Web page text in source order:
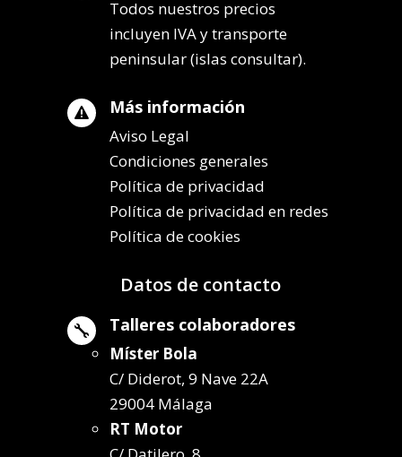
Todos nuestros precios
incluyen IVA y transporte
peninsular (islas consultar).
 Más información
Aviso Legal
Condiciones generales
Política de privacidad
Política de privacidad en redes
Política de cookies
Datos de contacto
 Talleres colaboradores
Míster Bola
C/ Diderot, 9 Nave 22A
29004 Málaga
RT Motor